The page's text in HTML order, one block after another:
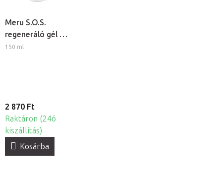
Meru S.O.S.
regeneráló gél -
Árnika és Fekete
150 ml
2 870 Ft
Raktáron (24ó
kiszállítás)
Kosárba